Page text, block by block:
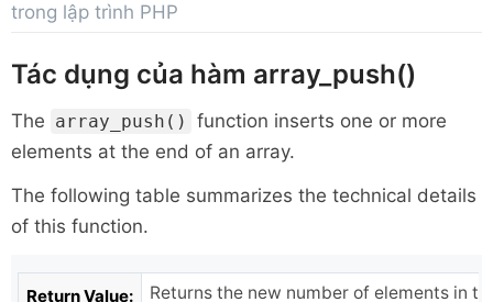
trong lập trình PHP
Tác dụng của hàm array_push()
The array_push()
function inserts one or more
elements at the end of an array.
The following table summarizes the technical details
of this function.
Return Value:
Returns the new number of elements in